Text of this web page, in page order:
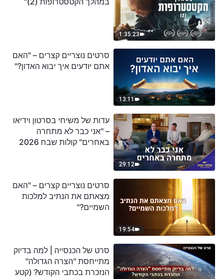
1:35:23
13:11
סרטים נוצריים קצרים – "האם
אתם יודעים איך יבוא האדון?"
29:12
עדות של משיחי בסרטון וידיאו
– "אני כבר לא מתחרה
באחרים" קולות שבח 2026
19:54
סרטים נוצריים קצרים – "האם
מצאתם את הנתיב למלכות
השמיים?"
סרט של הכנסייה | למה בדיוק
מתייחסת "הצרה הגדולה"
הנזכרת בכתבי הקודש? (קטע